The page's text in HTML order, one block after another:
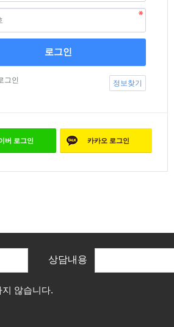
로그인
그인 정보찾기
버 로그인 카카오 로그인
상담내용
않습니다.